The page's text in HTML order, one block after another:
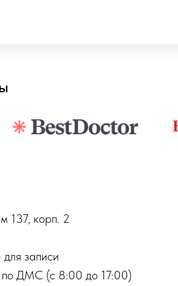
137, корп. 2
для записи
ДМС (с 8:00 до 17:00)